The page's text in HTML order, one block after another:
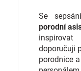
Se
porodní
doporučuji
porodnice